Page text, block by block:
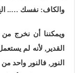
والكاف: نفسك …..
ويمكننا أن نخرج من
القدير, لأنه لم
النور, فالنور واحد